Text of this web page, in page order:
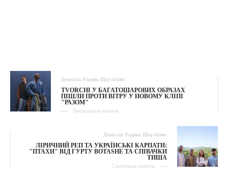
Дозвілля Родина Шоу-бізнес
TVORCHI У БАГАТОШАРОВИХ ОБРАЗАХ
ПІШЛИ ПРОТИ ВІТРУ У НОВОМУ КЛІПІ
"РАЗОМ"
Предыдущая новость
Дозвілля Родина Шоу-бізнес
ЛІРИЧНИЙ РЕП ТА УКРАЇНСЬКІ КАРПАТИ:
"ПТАХИ" ВІД ГУРТУ BOTASHE ТА СПІВАЧКИ
ТИША
Следующая новость